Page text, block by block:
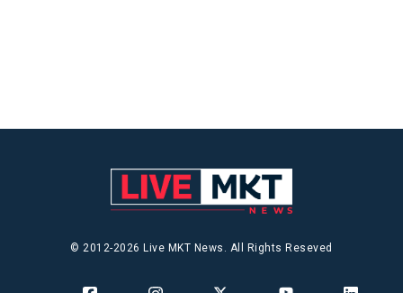
© 2012-2026 Live MKT News. All Rights Reseved